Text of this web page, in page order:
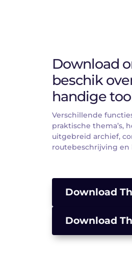
Download
beschik
handige
Verschillende
praktische thema’s,
uitgebreid archief,
routebeschrijving en
Download
Download